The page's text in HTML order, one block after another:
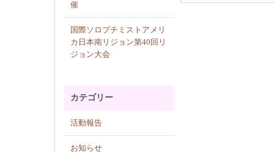
催
国際ソロプチミストアメリ
カ日本南リジョン第40回リ
ジョン大会
カテゴリー
活動報告
お知らせ